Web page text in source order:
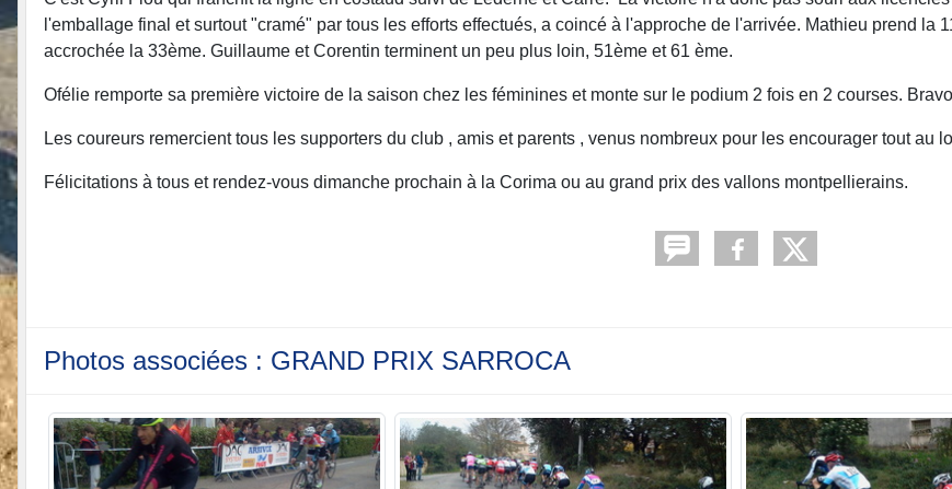
l'emballage final et surtout "cramé" par tous les efforts effectués, a coincé à l'approche de l'arrivée. Mathieu prend la
accrochée la 33ème. Guillaume et Corentin terminent un peu plus loin, 51ème et 61 ème.
Ofélie remporte sa première victoire de la saison chez les féminines et monte sur le podium 2 fois en 2 courses.
Les coureurs remercient tous les supporters du club , amis et parents , venus nombreux pour les encourager tout au
Félicitations à tous et rendez-vous dimanche prochain à la Corima ou au grand prix des vallons montpellierains.
Photos associées : GRAND PRIX SARROCA